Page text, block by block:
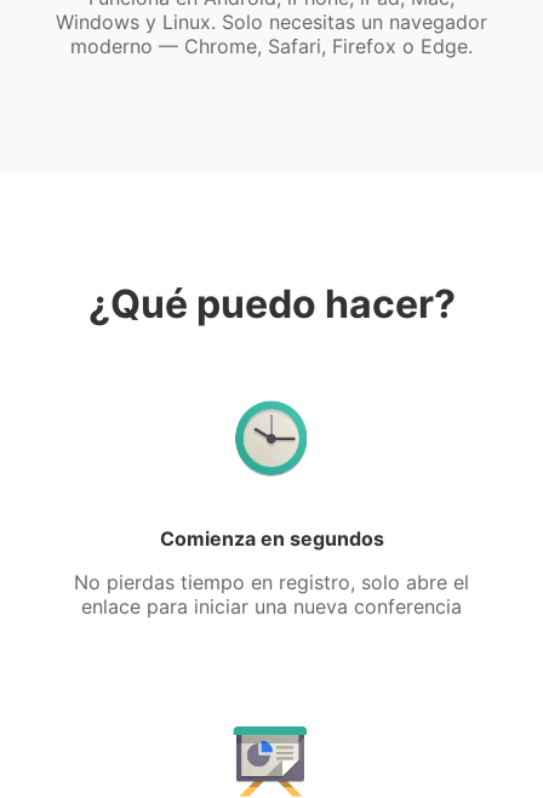
Windows y Linux. Solo necesitas un navegador
moderno — Chrome, Safari, Firefox o Edge.
¿Qué puedo hacer?
Comienza en segundos
No pierdas tiempo en registro, solo abre el
enlace para iniciar una nueva conferencia